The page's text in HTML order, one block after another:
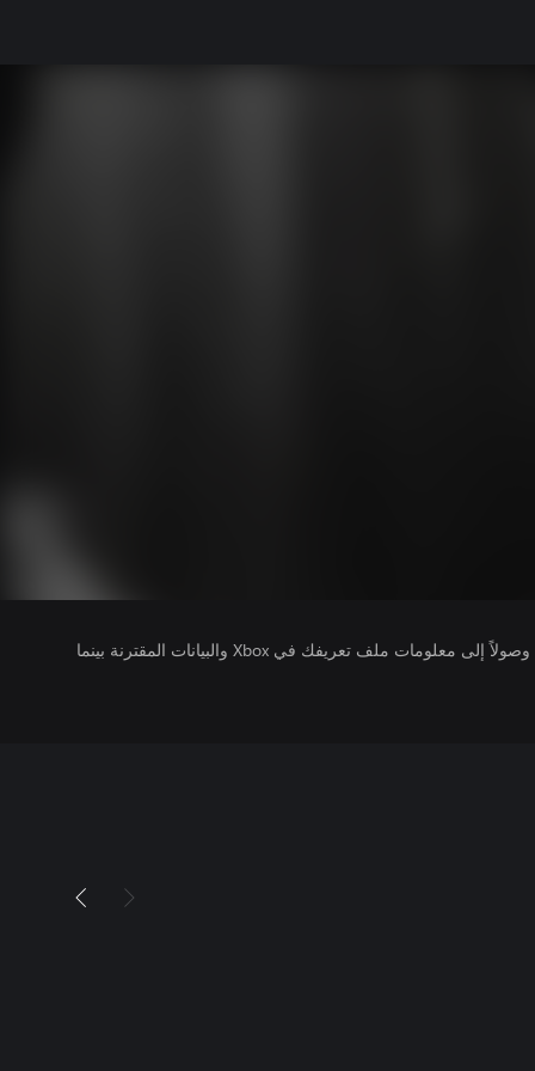
يتلقى ناشرو الألعاب التي تقوم بتشغيلها وصولاً إلى معلومات ملف تعريفك في Xbox والبيانات المقترنة بينما